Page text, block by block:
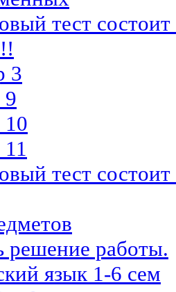
тест
3
9
тест
решение работы.
язык 1-6 сем